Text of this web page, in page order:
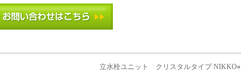
立水栓ユニット クリスタルタイプ NIKKO»